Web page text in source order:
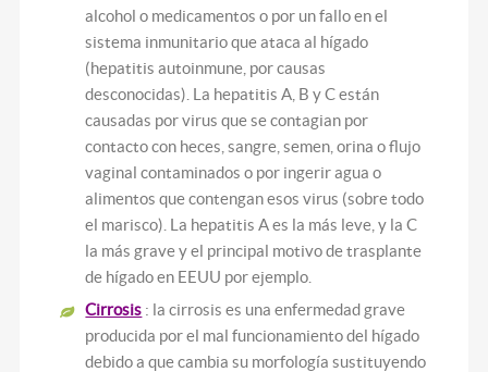
alcohol o medicamentos o por un fallo en el
sistema inmunitario que ataca al hígado
(hepatitis autoinmune, por causas
desconocidas). La hepatitis A, B y C están
causadas por virus que se contagian por
contacto con heces, sangre, semen, orina o flujo
vaginal contaminados o por ingerir agua o
alimentos que contengan esos virus (sobre todo
el marisco). La hepatitis A es la más leve, y la C
la más grave y el principal motivo de trasplante
de hígado en EEUU por ejemplo.
Cirrosis : la cirrosis es una enfermedad grave
producida por el mal funcionamiento del hígado
debido a que cambia su morfología sustituyendo